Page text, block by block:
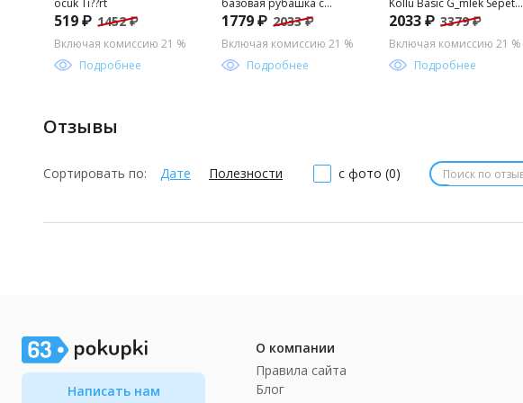
ocuk Ti??rt
519 ₽ 1452 ₽
Включая комиссию 21 %
Подробнее
базовая рубашка с
длинным рукавом для
мальчика
1779 ₽ 2033 ₽
Включая комиссию 21 %
Подробнее
Kollu Basic G_mlek Sepette
S_rpriz _ndirim
2033 ₽ 3379 ₽
Включая комиссию 21 %
Подробнее
Отзывы
Сортировать по: Дате Полезности с фото (0)
Написать нам
О компании
Правила сайта
Блог